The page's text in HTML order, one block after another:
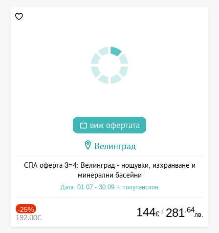
виж офертата
Велинград
СПА оферта 3=4: Велинград - нощувки, изхранване и
минерални басейни
Дата: 01.07 - 30.09 + полупансион
-25%
192.00€ 144€ / 281.64
лв.